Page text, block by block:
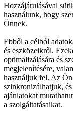
Hozzájárulásával
használunk, hogy
Önnek.
Ebből a célból
és eszközeikről.
optimalizálására és
megjelenítésére,
használjuk fel. Az
szinkronizálhatjuk,
ajánlatokat
a szolgáltatásaikat.